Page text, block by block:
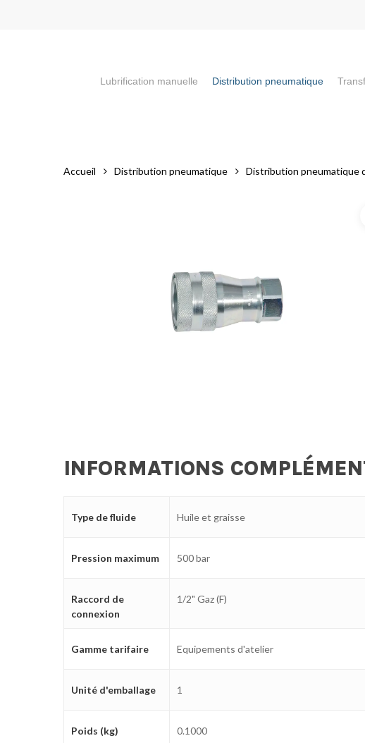
Lubrification manuelle Distribution pneumatique
Accueil Distribution pneumatique Distribution pneumatique
INFORMATIONS
Type de fluide Huile et graisse
Pression maximum 500 bar
Raccord de
connexion
1/2" Gaz (F)
Gamme tarifaire Equipements d'atelier
Unité d'emballage 1
Poids (kg) 0.1000